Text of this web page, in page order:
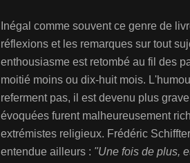
Inégal comme souvent ce genre de
réflexions et les remarques sur tout
enthousiasme est retombé au fil des
moitié moins ou dix-huit mois.
referment pas, il est devenu plus
évoquées furent malheureusement
extrémistes religieux. Frédéric
entendue ailleurs : "Une fois de plus,